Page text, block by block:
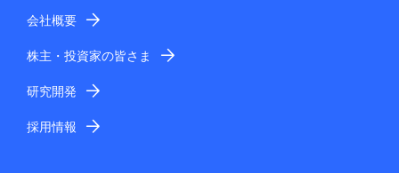
会社概要
株主・投資家の皆さま
研究開発
採用情報